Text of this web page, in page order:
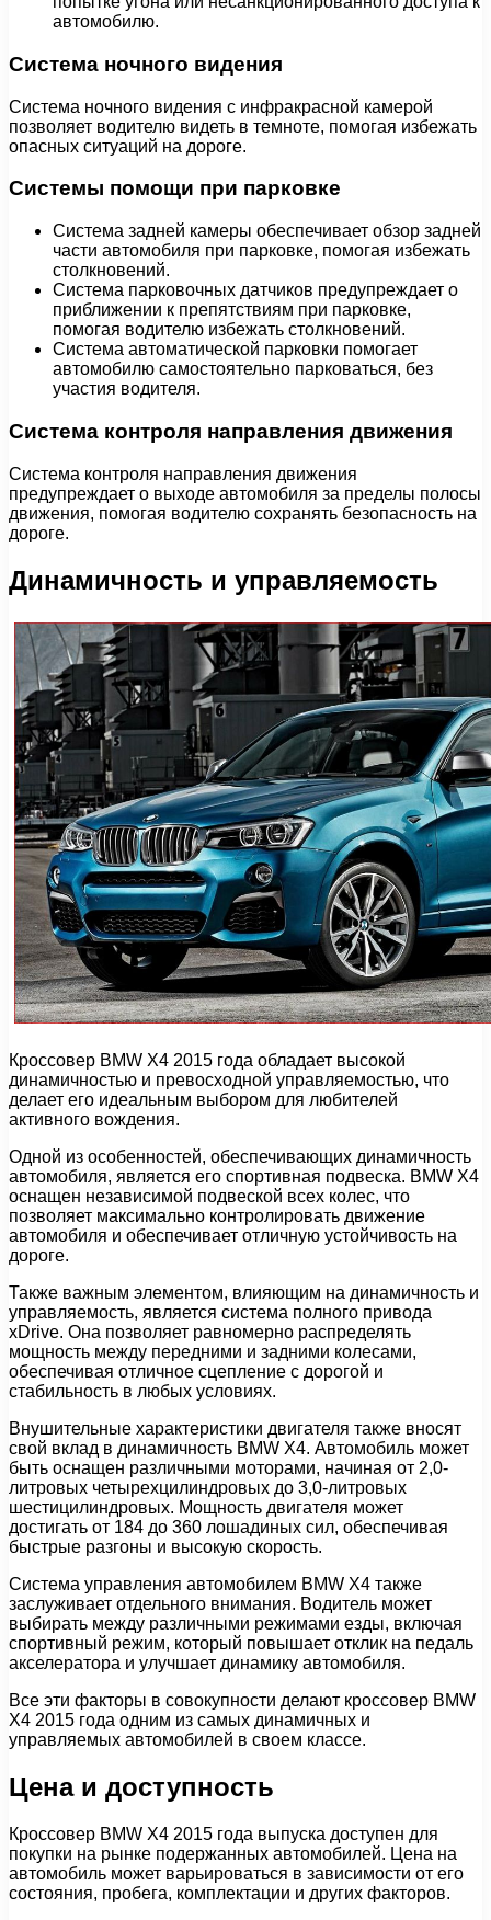
автомобилю.
Система ночного видения
Система ночного видения с инфракрасной камерой
позволяет водителю видеть в темноте, помогая избежать
опасных ситуаций на дороге.
Системы помощи при парковке
Система задней камеры обеспечивает обзор задней
части автомобиля при парковке, помогая избежать
столкновений.
Система парковочных датчиков предупреждает о
приближении к препятствиям при парковке,
помогая водителю избежать столкновений.
Система автоматической парковки помогает
автомобилю самостоятельно парковаться, без
участия водителя.
Система контроля направления движения
Система контроля направления движения
предупреждает о выходе автомобиля за пределы полосы
движения, помогая водителю сохранять безопасность на
дороге.
Динамичность и управляемость
Кроссовер BMW X4 2015 года обладает высокой
динамичностью и превосходной управляемостью, что
делает его идеальным выбором для любителей
активного вождения.
Одной из особенностей, обеспечивающих динамичность
автомобиля, является его спортивная подвеска. BMW X4
оснащен независимой подвеской всех колес, что
позволяет максимально контролировать движение
автомобиля и обеспечивает отличную устойчивость на
дороге.
Также важным элементом, влияющим на динамичность и
управляемость, является система полного привода
xDrive. Она позволяет равномерно распределять
мощность между передними и задними колесами,
обеспечивая отличное сцепление с дорогой и
стабильность в любых условиях.
Внушительные характеристики двигателя также вносят
свой вклад в динамичность BMW X4. Автомобиль может
быть оснащен различными моторами, начиная от 2,0-
литровых четырехцилиндровых до 3,0-литровых
шестицилиндровых. Мощность двигателя может
достигать от 184 до 360 лошадиных сил, обеспечивая
быстрые разгоны и высокую скорость.
Система управления автомобилем BMW X4 также
заслуживает отдельного внимания. Водитель может
выбирать между различными режимами езды, включая
спортивный режим, который повышает отклик на педаль
акселератора и улучшает динамику автомобиля.
Все эти факторы в совокупности делают кроссовер BMW
X4 2015 года одним из самых динамичных и
управляемых автомобилей в своем классе.
Цена и доступность
Кроссовер BMW X4 2015 года выпуска доступен для
покупки на рынке подержанных автомобилей. Цена на
автомобиль может варьироваться в зависимости от его
состояния, пробега, комплектации и других факторов.